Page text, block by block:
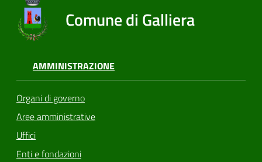
Comune di Galliera
AMMINISTRAZIONE
Organi di governo
Aree amministrative
Uffici
Enti e fondazioni